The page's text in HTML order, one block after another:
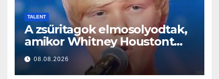
TALENT
A zsűritagok elmosolyodtak,
amikor Whitney Houstont
választotta… Aztán énekelni
kezdett
08.08.2026